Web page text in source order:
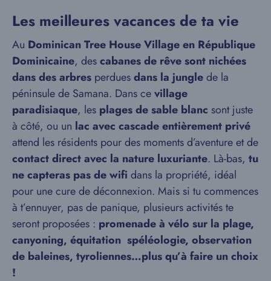
Les meilleures vacances de ta vie
Au Dominican Tree House Village en République
Dominicaine, descabanes de rêve sont nichées
dans des arbres perduesdans la junglede la
péninsule de Samana. Dans cevillage
paradisiaque, les plages de sable blanc sont juste
à côté, ou un lac avec cascade entièrement privé
attend les résidents pour des moments d’aventure et de
contact direct avec la nature luxuriante. Là-bas, tu
ne capteras pas de wifi dans la propriété, idéal
pour une cure de déconnexion. Mais si tu commences
à t’ennuyer, pas de panique, plusieurs activités te
seront proposées : promenade à vélo sur la plage,
canyoning, équitation spéléologie, observation
de baleines, tyroliennes…plus qu’à faire un choix
!